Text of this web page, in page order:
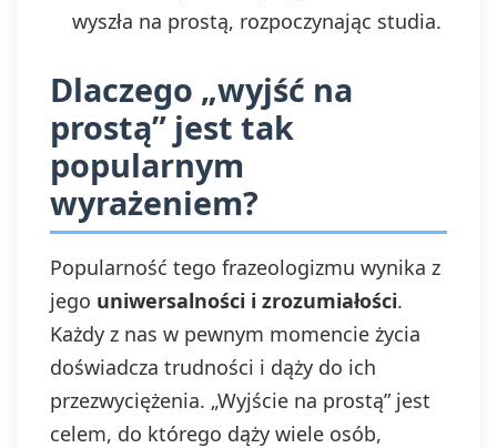
wyszła na prostą, rozpoczynając studia.
Dlaczego „wyjść na
prostą” jest tak
popularnym
wyrażeniem?
Popularność tego frazeologizmu wynika z
jego uniwersalności i zrozumiałości.
Każdy z nas w pewnym momencie życia
doświadcza trudności i dąży do ich
przezwyciężenia. „Wyjście na prostą” jest
celem, do którego dąży wiele osób,